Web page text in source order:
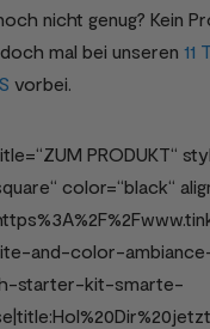
nicht genug? Kein
mal bei unseren 11
vorbei.
PRODUKT“
color=“black“
and-color-
starter-kit-smarte-